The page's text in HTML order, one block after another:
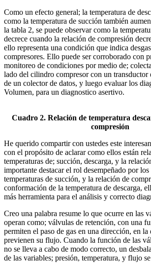
Como un efecto general; la temperatura de
como la temperatura de succión también
la tabla 2, se puede observar como la
decrece cuando la relación de compresión
ello representa una condición que indica
compresores. Ello puede ser corroborado con
monitoreo de condiciones por medio de;
lado del cilindro compresor con un transductor
de un colector de datos, y luego evaluar los
Volumen, para un diagnostico asertivo.
Cuadro 2. Relación de temperatura
compresión
He querido compartir con ustedes este
con el propósito de aclarar como ellos están
temperaturas de; succión, descarga, y la
importante destacar el rol desempeñado por
temperaturas de succión, y la relación de
conformación de la temperatura de descarga,
más herramienta para el análisis y correcto
Creo una palabra resume lo que ocurre en las
operan como; válvulas de retención, con una
permiten el paso de gas en una dirección, en la
previenen su flujo. Cuando la función de las
no se lleva a cabo de modo correcto, un
de las variables; presión, temperatura, y flujo